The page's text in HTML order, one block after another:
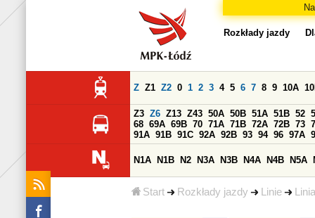
Start Rozkłady jazdy Linie
Rozkłady jazdy
Z Z1 Z2 0 1 2 3 4 5 6 7 8 9 10A
Z3 Z6 Z13 Z43 50A 50B 51A 51B 52
68 69A 69B 70 71A 71B 72A 72B 73
91A 91B 91C 92A 92B 93 94 96 97A
N1A N1B N2 N3A N3B N4A N4B N5A